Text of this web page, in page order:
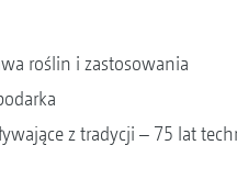
roślin i zastosowania
z tradycji – 75 lat